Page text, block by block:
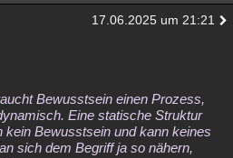
17.06.2025 um 21:21
Bewusstsein einen Prozess,
Eine statische Struktur
kein Bewusstsein und kann keines
sich dem Begriff ja so nähern,